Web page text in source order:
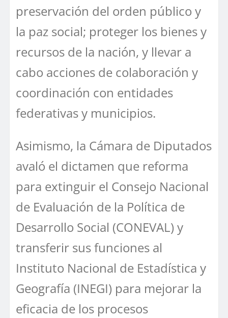
preservación del orden público y
la paz social; proteger los bienes y
recursos de la nación, y llevar a
cabo acciones de colaboración y
coordinación con entidades
federativas y municipios.
Asimismo, la Cámara de Diputados
avaló el dictamen que reforma
para extinguir el Consejo Nacional
de Evaluación de la Política de
Desarrollo Social (CONEVAL) y
transferir sus funciones al
Instituto Nacional de Estadística y
Geografía (INEGI) para mejorar la
eficacia de los procesos